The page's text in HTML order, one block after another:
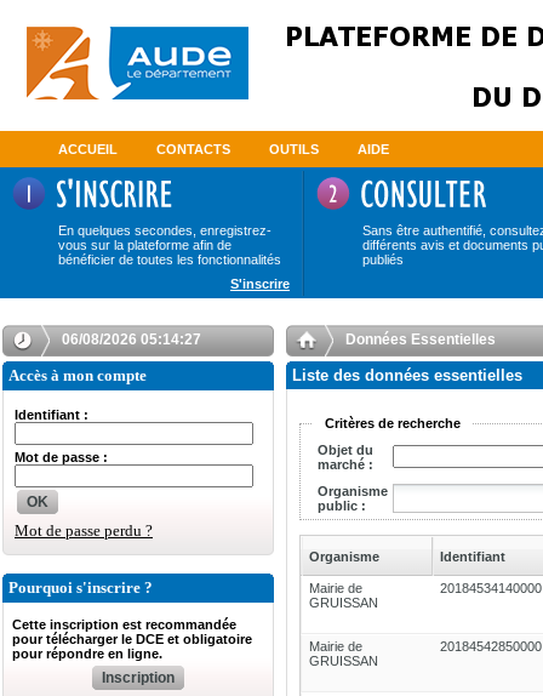
ACCUEIL CONTACTS OUTILS AIDE
En quelques secondes, enregistrez-
vous sur la plateforme afin de
bénéficier de toutes les fonctionnalités
Sans être authentifié,
différents avis et documents
publiés
S'inscrire
06/08/2026 05:14:27
Accès à mon compte
Identifiant :
Mot de passe :
OK
Mot de passe perdu ?
Pourquoi s'inscrire ?
Cette inscription est recommandée
pour télécharger le DCE et obligatoire
pour répondre en ligne.
Inscription
Données Essentielles
Liste des données essentielles
Critères de recherche
Objet du
marché :
Organisme
public :
Organisme Identifiant
Mairie de
GRUISSAN
20184534140000
Mairie de
GRUISSAN
20184542850000